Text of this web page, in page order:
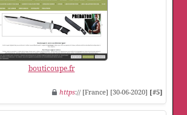
bouticoupe.fr
https:// [France] [30-06-2020] [#5]